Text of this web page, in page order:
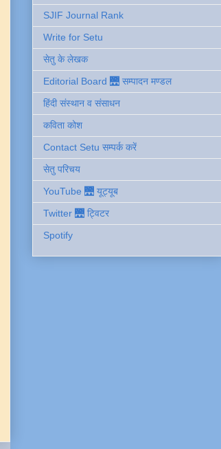
SJIF Journal Rank
Write for Setu
सेतु के लेखक
Editorial Board 🌉 सम्पादन मण्डल
हिंदी संस्थान व संसाधन
कविता कोश
Contact Setu सम्पर्क करें
सेतु परिचय
YouTube 🌉 यूट्यूब
Twitter 🌉 ट्विटर
Spotify